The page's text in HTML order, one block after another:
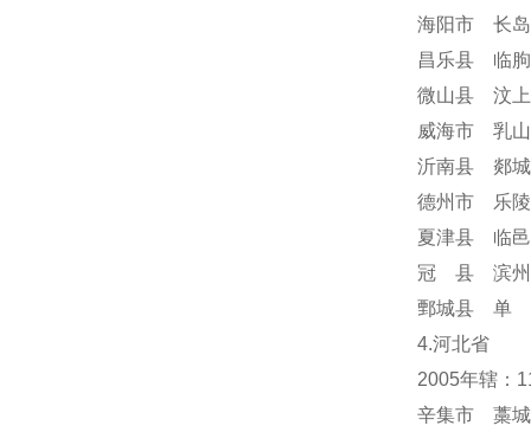
海阳市 长
昌乐县 临
微山县 汶
威海市 乳
沂南县 郯
德州市 乐
夏津县 临
冠 县 滨州
鄄城县 单
4.河北省
2005年辖：
辛集市 藁